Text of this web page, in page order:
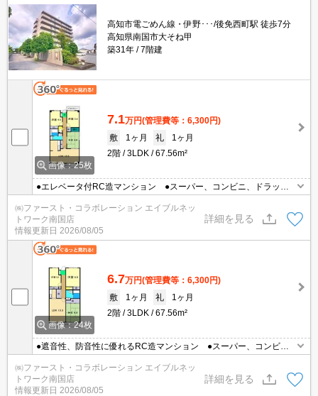
高知市電ごめん線・伊野･･･/後免西町駅 徒歩7分
高知県南国市大そね甲
築31年
7階建
画像：25枚
7.1万円(管理費等：6,300円)
敷
1ヶ月 礼
1ヶ月
2階
3LDK 67.56m²
●エレベータ付RC造マンション ●スーパー、コンビニ、ドラッグ
ストア近くにあり便利です！ ●南向き
㈱ファースト・コラボレーション エイブルネッ
トワーク南国店
情報更新日 2026/08/05
詳細を見る
画像：24枚
6.7万円(管理費等：6,300円)
敷
1ヶ月 礼
1ヶ月
2階
3LDK 67.56m²
●遮音性、防音性に優れるRC造マンション ●スーパー、コンビ
ニ、ドラッグストア近くにあり便利！
㈱ファースト・コラボレーション エイブルネッ
トワーク南国店
情報更新日 2026/08/05
詳細を見る